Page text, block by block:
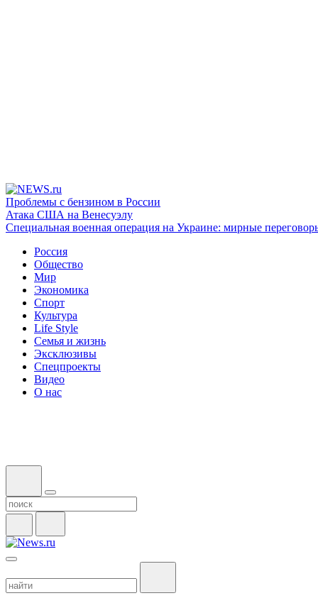
Проблемы с бензином в России
Атака США на Венесуэлу
Специальная военная операция на Украине: мирные
Россия
Общество
Мир
Экономика
Спорт
Культура
Life Style
Семья и жизнь
Эксклюзивы
Спецпроекты
Видео
О нас